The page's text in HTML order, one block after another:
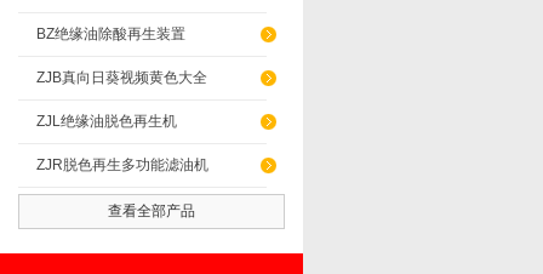
BZ绝缘油除酸再生装置
ZJB真向日葵视频黄色大全
ZJL绝缘油脱色再生机
ZJR脱色再生多功能滤油机
查看全部产品